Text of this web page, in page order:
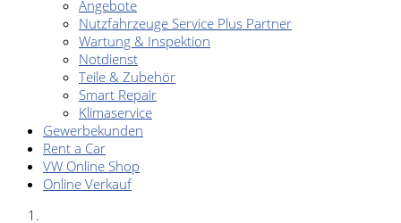
Angebote
Nutzfahrzeuge Service Plus Partner
Wartung & Inspektion
Notdienst
Teile & Zubehör
Smart Repair
Klimaservice
Gewerbekunden
Rent a Car
VW Online Shop
Online Verkauf